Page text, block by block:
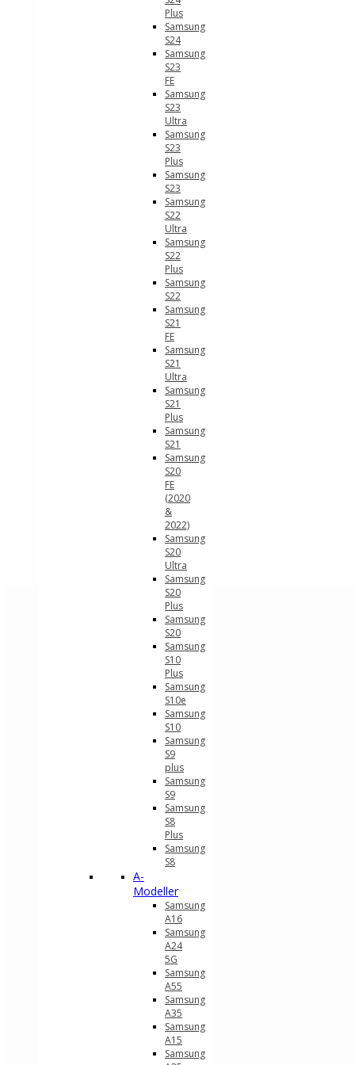
Plus
Samsung
S24
Samsung
S23
FE
Samsung
S23
Ultra
Samsung
S23
Plus
Samsung
S23
Samsung
S22
Ultra
Samsung
S22
Plus
Samsung
S22
Samsung
S21
FE
Samsung
S21
Ultra
Samsung
S21
Plus
Samsung
S21
Samsung
S20
FE
(2020
&
2022)
Samsung
S20
Ultra
Samsung
S20
Plus
Samsung
S20
Samsung
S10
Plus
Samsung
S10e
Samsung
S10
Samsung
S9
plus
Samsung
S9
Samsung
S8
Plus
Samsung
S8
A-
Modeller
Samsung
A16
Samsung
A24
5G
Samsung
A55
Samsung
A35
Samsung
A15
Samsung